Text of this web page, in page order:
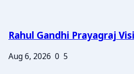
Rahul Gandhi Prayagraj
Aug 6, 2026 0 5